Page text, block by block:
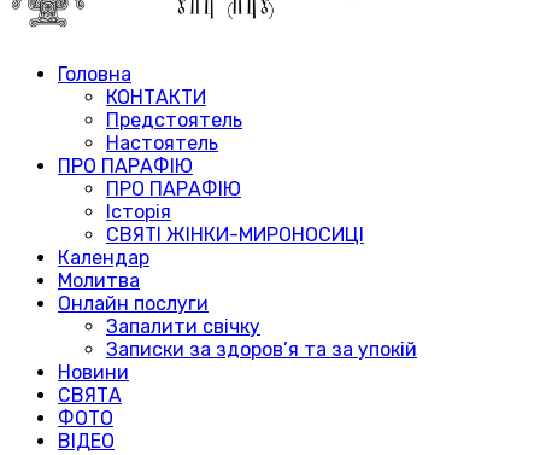
Головна
КОНТАКТИ
Предстоятель
Настоятель
ПРО ПАРАФІЮ
ПРО ПАРАФІЮ
Історія
СВЯТІ ЖІНКИ-МИРОНОСИЦІ
Календар
Молитва
Онлайн послуги
Запалити свічку
Записки за здоров’я та за упокій
Новини
СВЯТА
ФОТО
ВІДЕО